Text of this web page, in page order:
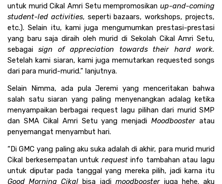
untuk murid Cikal Amri Setu mempromosikan up-and-coming
student-led activities, seperti bazaars, workshops, projects,
etc.). Selain itu, kami juga mengumumkan prestasi-prestasi
yang baru saja diraih oleh murid di Sekolah Cikal Amri Setu,
sebagai sign of appreciation towards their hard work.
Setelah kami siaran, kami juga memutarkan requested songs
dari para murid-murid.” lanjutnya.
Selain Nimma, ada pula Jeremi yang menceritakan bahwa
salah satu siaran yang paling menyenangkan adalag ketika
menyampaikan berbagai request lagu pilihan dari murid SMP
dan SMA Cikal Amri Setu yang menjadi Moodbooster atau
penyemangat menyambut hari.
“Di GMC yang paling aku suka adalah di akhir, para murid murid
Cikal berkesempatan untuk request info tambahan atau lagu
Good Morning Cikal bisa jadi moodbooster juga hehe. aku